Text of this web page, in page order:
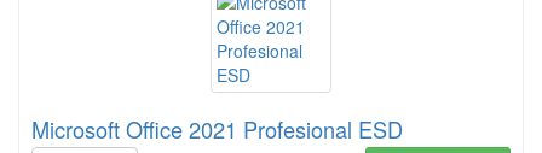
Microsoft Office 2021 Profesional ESD